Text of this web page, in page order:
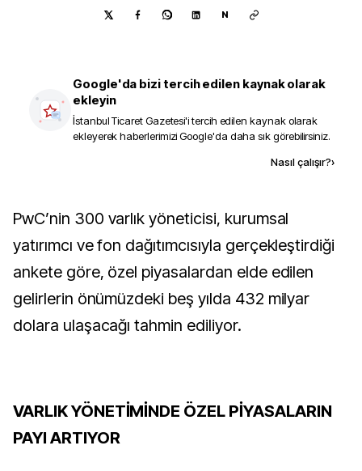
N
Google'da bizi tercih edilen kaynak olarak
ekleyin
İstanbul Ticaret Gazetesi'i tercih edilen kaynak olarak
ekleyerek haberlerimizi Google'da daha sık görebilirsiniz.
Nasıl çalışır?›
PwC’nin 300 varlık yöneticisi, kurumsal
yatırımcı ve fon dağıtımcısıyla gerçekleştirdiği
ankete göre, özel piyasalardan elde edilen
gelirlerin önümüzdeki beş yılda 432 milyar
dolara ulaşacağı tahmin ediliyor.
VARLIK YÖNETİMİNDE ÖZEL PİYASALARIN
PAYI ARTIYOR